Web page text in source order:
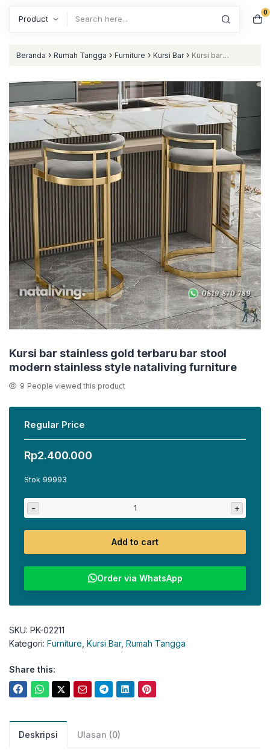
0
Beranda › Rumah Tangga › Furniture › Kursi Bar › Kursi bar
Kursi bar stainless gold terbaru bar stool
modern stainless style nataliving furniture
9 People viewed this product
Regular Price
Rp2.400.000
Stok 99993
- +
Add to cart
Order via WhatsApp
SKU: PK-02211
Kategori: Furniture Kursi Bar, Rumah Tangga
Share this:
Deskripsi Ulasan (0)